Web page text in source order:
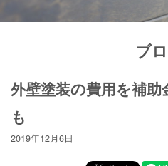
ブ
外壁塗装の費用を補
も
2019年12月6日